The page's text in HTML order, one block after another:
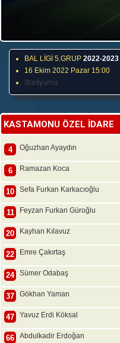
BAL LİGİ 5.GRUP 2022-2023
16 Ekim 2022 Pazar 15:00
Stadyumu
KASTAMONU ÖZEL İDARE
4 Oğuzhan Ayaydın
6 Ramazan Koca
10 Sefa Furkan Karkacıoğlu
11 Feyzan Furkan Güroğlu
20 Kayhan Kılavuz
22 Emre Çakırtaş
24 Sümer Odabaş
37 Gökhan Yaman
47 Yavuz Erdi Köksal
66 Abdulkadir Erdoğan